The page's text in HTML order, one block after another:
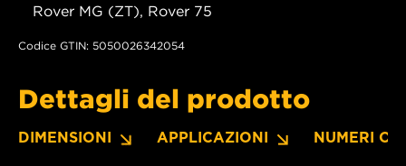
Rover MG (ZT), Rover 75
Codice GTIN: 5050026342054
Dettagli del prodotto
DIMENSIONI APPLICAZIONI NUMERI OE